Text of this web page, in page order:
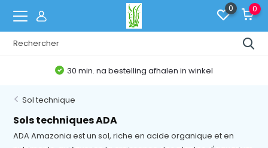
0 0
30 min. na bestelling afhalen in winkel
Sol technique
Sols techniques ADA
ADA Amazonia est un sol, riche en acide organique et en